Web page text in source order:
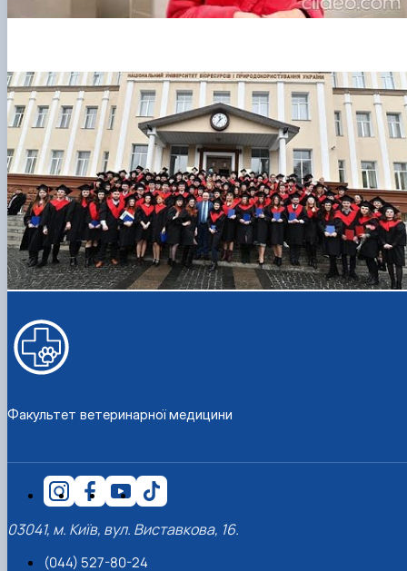
Факультет ветеринарної медицини
03041, м. Київ, вул. Виставкова, 16.
(044) 527-80-24